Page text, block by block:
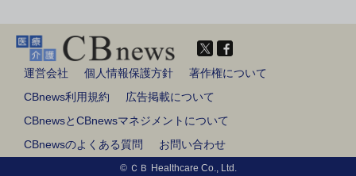
運営会社 個人情報保護方針
著作権について
CBnews利用規約
広告掲載について
CBnewsとCBnewsマネジメントについて
CBnewsのよくある質問
お問い合わせ
© ＣＢ Healthcare Co., Ltd.